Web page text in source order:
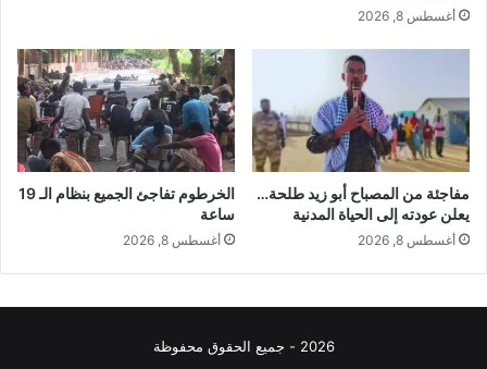
أغسطس 8, 2026
مفاجئة من المصباح أبو زيد طلحة…
يعلن عودته إلى الحياة المدنية
أغسطس 8, 2026
الخرطوم تفاجئ الجميع بنظام الـ 19
ساعة
أغسطس 8, 2026
2026 - جميع الحقوق محفوظة